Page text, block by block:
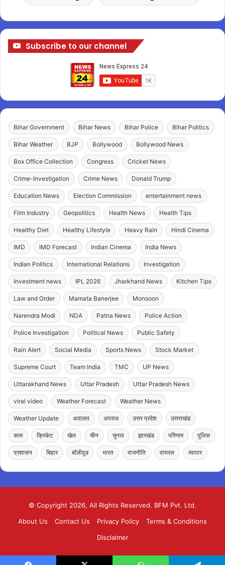
Subscribe to our channel
Bihar Government Bihar News Bihar Police Bihar Politics
Bihar Weather BJP Bollywood Bollywood News
Box Office Collection Congress Cricket News
Crime-Investigation Crime News Donald Trump
Education News Election Commission entertainment news
Film Industry Geopolitics Health News Health Tips
Healthy Diet Healthy Lifestyle Heavy Rain Hindi Cinema
IMD IMD Forecast Indian Cinema India News
Indian Politics International Relations Investigation
Investment news IPL 2026 Jharkhand News Kitchen Tips
Law and Order Mamata Banerjee Monsoon
Narendra Modi NDA Patna News Police Action
Police Investigation Political News Public Safety
Rain Alert Social Media Sports News Stock Market
Supreme Court Team India TMC UP News
Uttarakhand News Uttar Pradesh Uttar Pradesh News
viral video Weather Forecast Weather News
Weather Update अदालत अपराध उत्तर प्रदेश उत्तराखंड
काम क्रिकेट खेल चीन चुनाव झारखंड परिणाम पुलिस
प्रशासन बिहार बॉलीवुड भारत राजनीति वायरल व्यापार
© Copyright 2026, All Rights Reserved. BFM Pvt. Ltd.
About Us
Contact Us Privacy Policy
Terms & Conditions
Disclaimer